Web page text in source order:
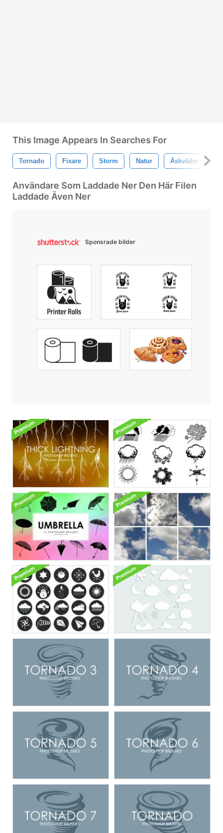
This Image Appears In Searches For
Tornado Fixare Storm Natur Åskväder
Användare Som Laddade Ner Den Här Filen
Laddade Även Ner
Sponsrade bilder